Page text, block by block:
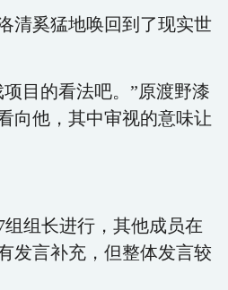
清奚猛地唤回到了现实世
目的看法吧。”原渡野漆
向他，其中审视的意味让
组长进行，其他成员在
发言补充，但整体发言较